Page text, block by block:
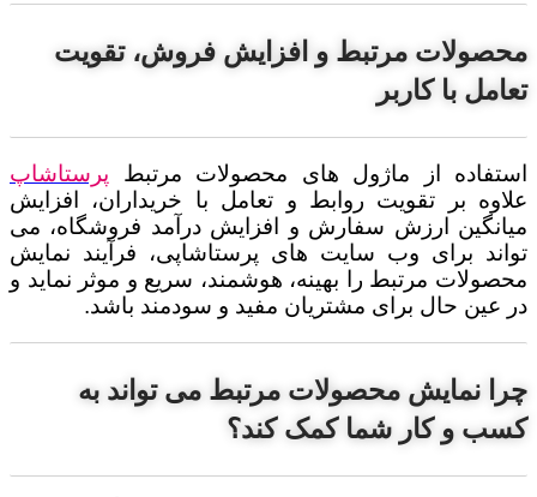
محصولات مرتبط و افزایش فروش، تقویت
تعامل با کاربر
استفاده از ماژول های محصولات مرتبط پرستاشاپ
علاوه بر تقویت روابط و تعامل با خریداران، افزایش
میانگین ارزش سفارش و افزایش درآمد فروشگاه، می
تواند برای وب سایت های پرستاشاپی، فرآیند نمایش
محصولات مرتبط را بهینه، هوشمند، سریع و موثر نماید و
در عین حال برای مشتریان مفید و سودمند باشد.
چرا نمایش محصولات مرتبط می تواند به
کسب و کار شما کمک کند؟